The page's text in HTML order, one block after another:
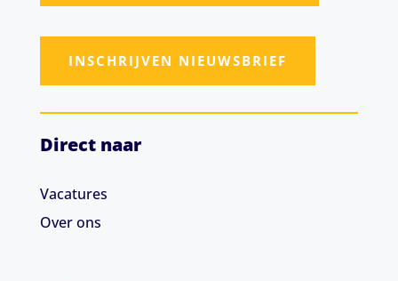
INSCHRIJVEN NIEUWSBRIEF
Direct naar
Vacatures
Over ons